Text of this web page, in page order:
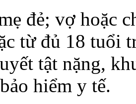
đẻ; vợ hoặc
từ đủ 18 tuổi
tật nặng,
hiểm y tế.